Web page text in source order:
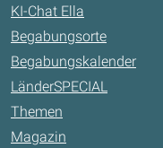
KI-Chat Ella
Begabungsorte
Begabungskalender
LänderSPECIAL
Themen
Magazin